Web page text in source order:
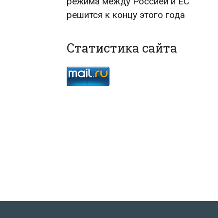
решится к концу этого года
Статистика сайта